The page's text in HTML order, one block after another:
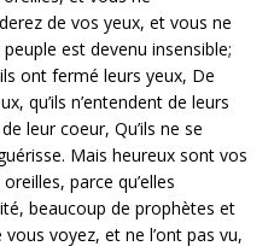
de vos yeux, et vous ne
est devenu insensible;
ont fermé leurs yeux, De
qu’ils n’entendent de leurs
leur coeur, Qu’ils ne se
Mais heureux sont vos
parce qu’elles
beaucoup de prophètes et
voyez, et ne l’ont pas vu,